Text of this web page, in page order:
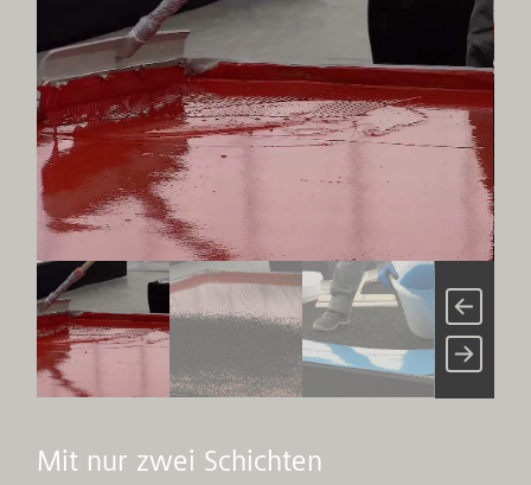
Mit nur zwei Schichten